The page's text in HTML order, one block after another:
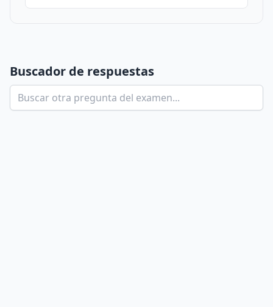
Buscador de respuestas